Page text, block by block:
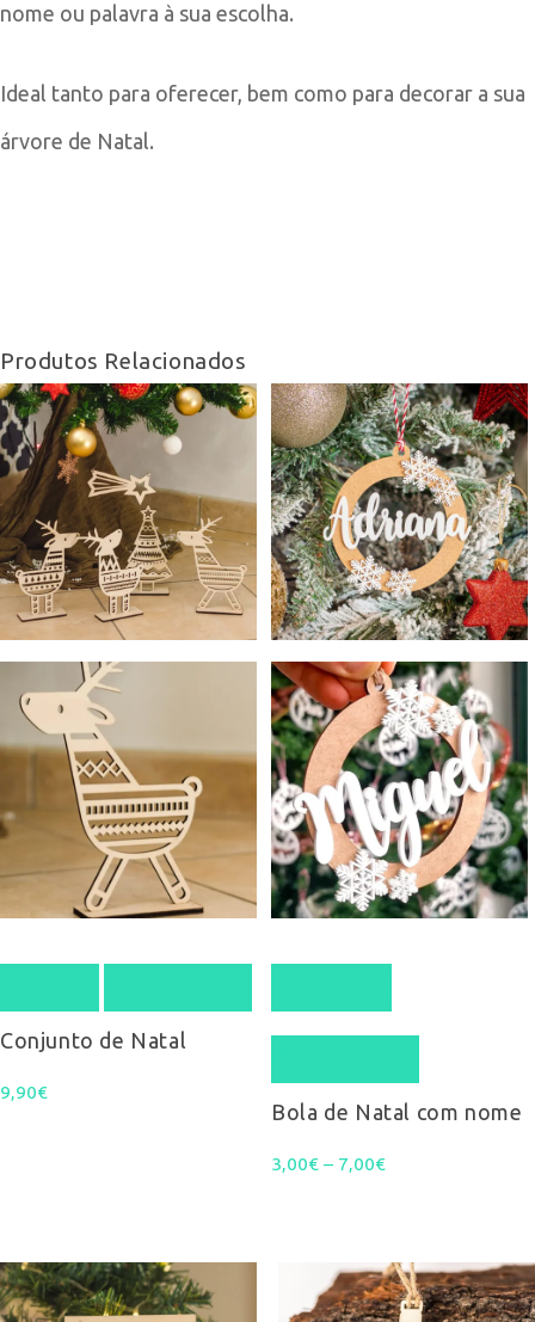
Dourado
nome ou palavra à sua escolha.
Ideal tanto para oferecer, bem como para decorar a sua
árvore de Natal.
Produtos Relacionados
Conjunto de Natal
9,90€
This
product
multiple
may
Bola de Natal com nome
3,00€ – 7,00€Price
3,00€
through